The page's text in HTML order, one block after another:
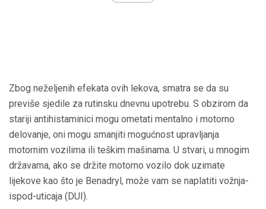
Zbog neželjenih efekata ovih lekova, smatra se da su
previše sjedile za rutinsku dnevnu upotrebu. S obzirom da
stariji antihistaminici mogu ometati mentalno i motorno
delovanje, oni mogu smanjiti mogućnost upravljanja
motornim vozilima ili teškim mašinama. U stvari, u mnogim
državama, ako se držite motorno vozilo dok uzimate
lijekove kao što je Benadryl, može vam se naplatiti vožnja-
ispod-uticaja (DUI).